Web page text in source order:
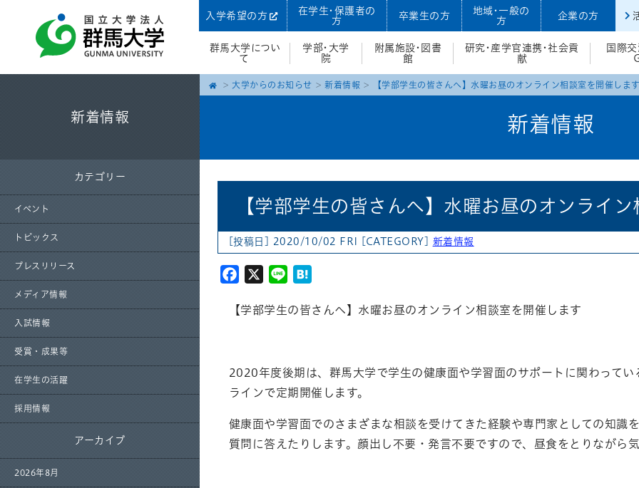
入学希望の方
在学生・保護者の
方
卒業生の方
地域・一般の
方
企業の方
群馬大学につい
て
学部・大学
院
附属施設・図書
館
研究・産学官連携・社会貢
献
国際交
新着情報
カテゴリー
イベント
トピックス
プレスリリース
メディア情報
入試情報
受賞・成果等
在学生の活躍
採用情報
アーカイブ
2026年8月
大学からのお知らせ 新着情報 【学部学生の皆さんへ】水曜お昼のオンライン相談室を開催します
新着情報
【学部学生の皆さんへ】水曜お昼のオンライ
[投稿日] 2020/10/02 FRI [CATEGORY] 新着情報
Facebook
X Line
【学部学生の皆さんへ】水曜お昼のオンライン相談室を開催します
2020年度後期は、群馬大学で学生の健康面や学習面のサポートに関わって
ラインで定期開催します。
健康面や学習面でのさまざまな相談を受けてきた経験や専門家としての知識
質問に答えたりします。顔出し不要・発言不要ですので、昼食をとりながら